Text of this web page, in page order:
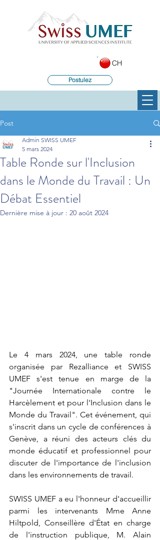
Postulez
CH
Post
Table Ronde sur l'Inclusion
dans le Monde du Travail : Un
Débat Essentiel
Admin SWISS UMEF
5 mars 2024
Dernière mise à jour : 20 août 2024
Le 4 mars 2024, une table ronde
organisée par Rezalliance et SWISS
UMEF s'est tenue en marge de la
"Journée Internationale contre le
Harcèlement et pour l'Inclusion dans le
Monde du Travail". Cet événement, qui
s'inscrit dans un cycle de conférences à
Genève, a réuni des acteurs clés du
monde éducatif et professionnel pour
discuter de l'importance de l'inclusion
dans les environnements de travail.
SWISS UMEF a eu l'honneur d'accueillir
parmi les intervenants Mme Anne
Hiltpold, Conseillère d'État en charge
de l'instruction publique, M. Alain